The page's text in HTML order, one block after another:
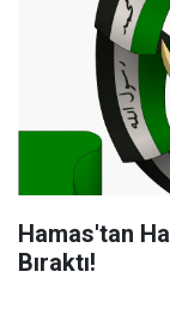
Hamas'tan
Bıraktı!